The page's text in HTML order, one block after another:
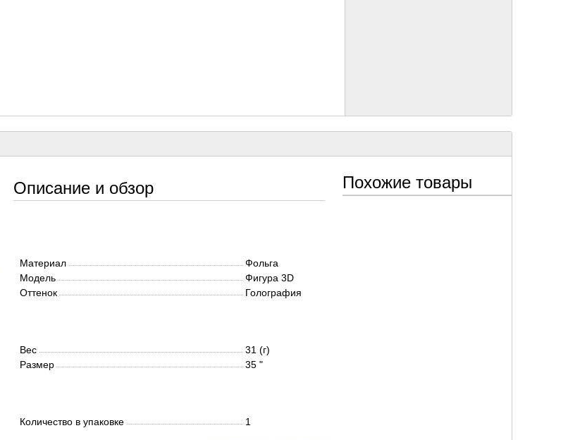
Описание и обзор
Материал
Фольга
Модель
Фигура 3D
Оттенок
Голография
Вес
31 (г)
Размер
35 "
Количество в упаковке 1
Похожие товары